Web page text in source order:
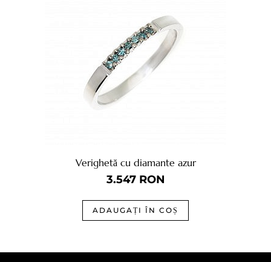
Verighetă cu diamante azur
3.547RON
ADAUGAȚI ÎN COȘ